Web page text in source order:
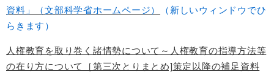
資料」（文部科学省ホームページ）
（新しいウィンドウでひ
らきます）
人権教育を取り巻く諸情勢について～人権教育の指導方法等
の在り方について［第三次とりまとめ]策定以降の補足資料